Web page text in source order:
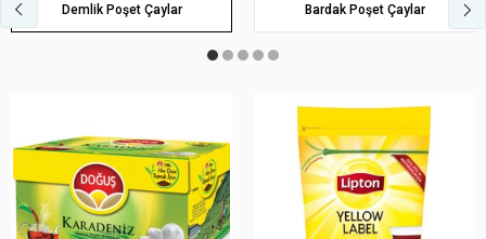
Demlik Poşet Çaylar Bardak Poşet Çaylar